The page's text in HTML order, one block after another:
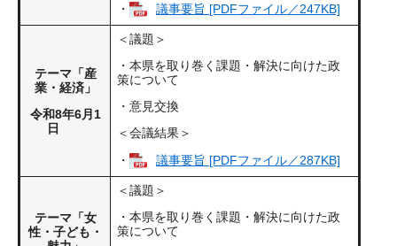
・
議事要旨 [PDFファイル／247KB]
テーマ「産
業・経済」
令和8年6月1
日
＜議題＞
・本県を取り巻く課題・解決に向けた政
策について
・意見交換
＜会議結果＞
・
議事要旨 [PDFファイル／287KB]
テーマ「女
性・子ども・
＜議題＞
・本県を取り巻く課題・解決に向けた政
策について